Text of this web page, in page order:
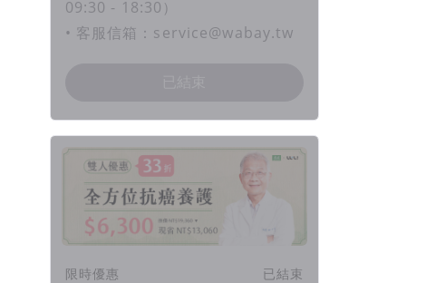
09:30 - 18:30）
• 客服信箱：service@wabay.tw
限時優惠 已結束